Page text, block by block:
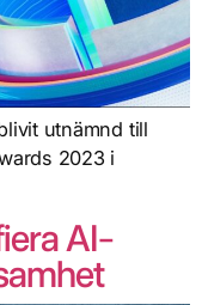
utnämnd till
2023 i
AI-